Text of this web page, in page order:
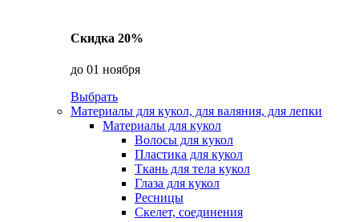
Скидка 20%
до 01 ноября
Выбрать
Материалы для кукол, для валяния, для лепки
Материалы для кукол
Волосы для кукол
Пластика для кукол
Ткань для тела кукол
Глаза для кукол
Ресницы
Скелет, соединения